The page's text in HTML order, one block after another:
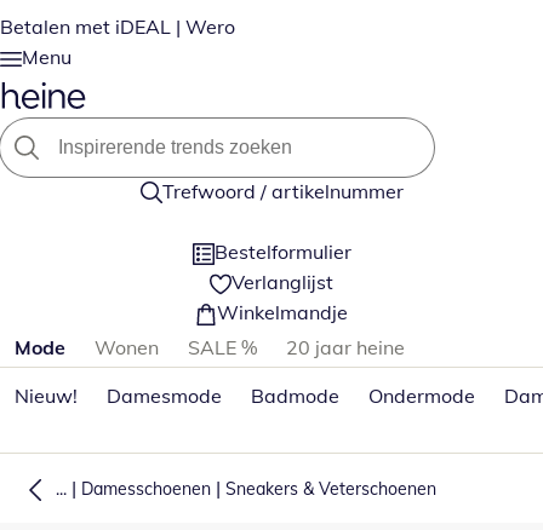
Betalen met iDEAL | Wero
Menu
Trefwoord / artikelnummer
Bestelformulier
Verlanglijst
Winkelmandje
Productcategorieën overslaan
Mode Wonen SALE %
20 jaar heine
Nieuw!
Damesmode Badmode Ondermode
... | Damesschoenen | Sneakers & Veterschoenen